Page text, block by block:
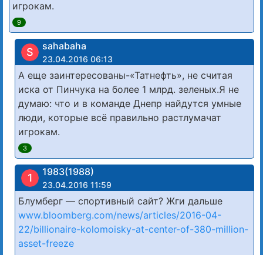
игрокам.
9
S sahabaha
23.04.2016 06:13
А еще заинтересованы-«Татнефть», не считая
иска от Пинчука на более 1 млрд. зеленых.Я не
думаю: что и в команде Днепр найдутся умные
люди, которые всё правильно растлумачат
игрокам.
3
1 1983(1988)
23.04.2016 11:59
Блумберг — спортивный сайт? Жги дальше
www.bloomberg.com/news/articles/2016-04-
22/billionaire-kolomoisky-at-center-of-380-million-
asset-freeze